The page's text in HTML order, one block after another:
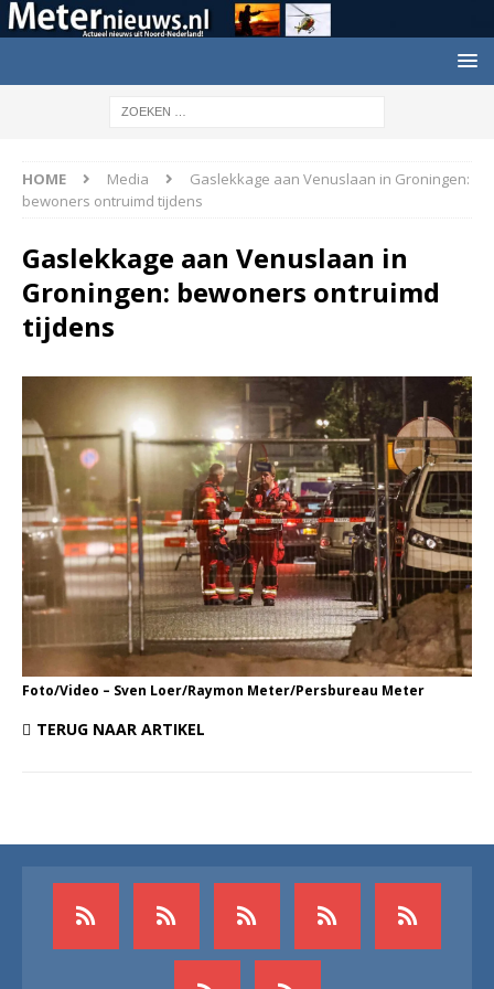
HOME Media
Gaslekkage aan Venuslaan in Groningen:
bewoners ontruimd tijdens
Gaslekkage aan Venuslaan in
Groningen: bewoners ontruimd
tijdens
Foto/Video – Sven Loer/Raymon Meter/Persbureau Meter
TERUG NAAR ARTIKEL